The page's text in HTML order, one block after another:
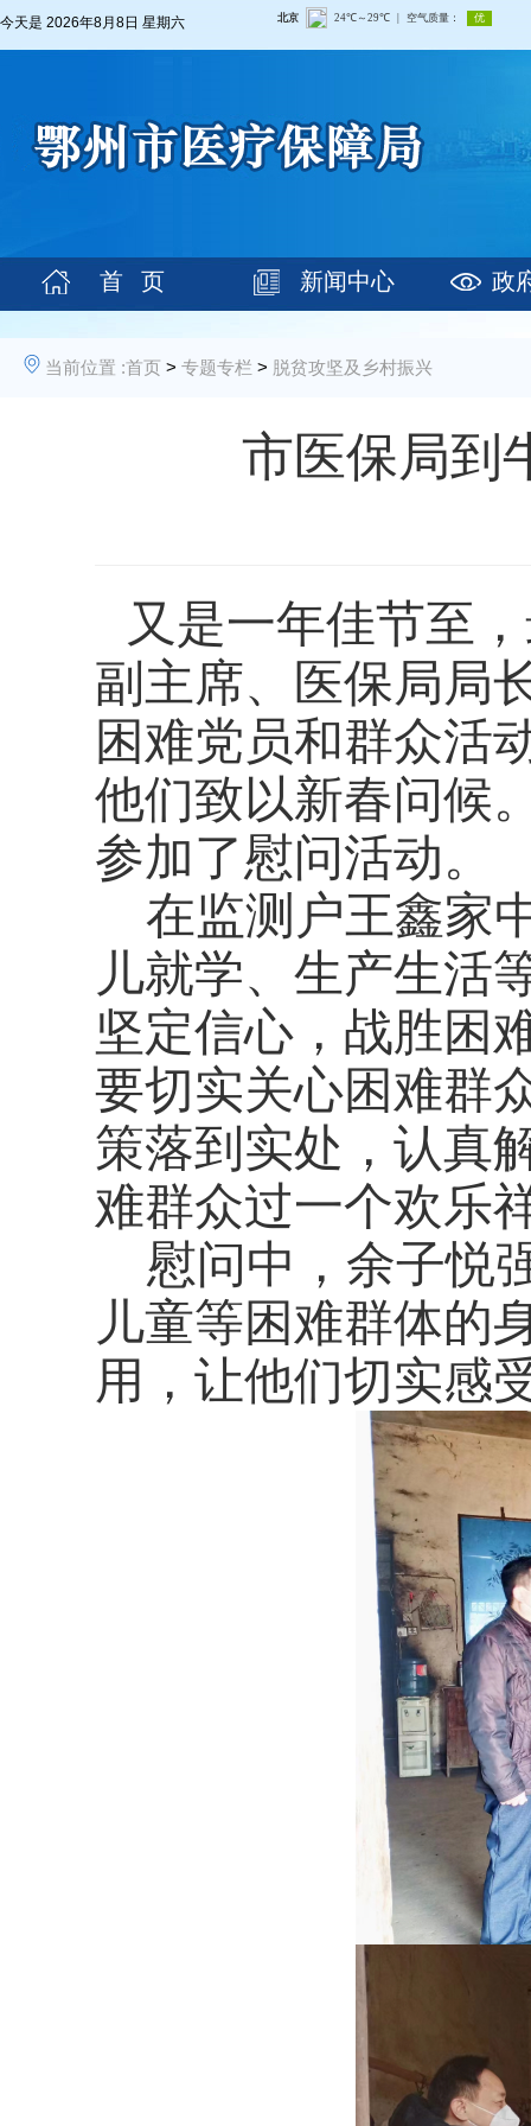
今天是 2026年8月8日 星期六
首 页 新闻中心 政
当前位置 :首页 > 专题专栏 > 脱贫攻坚及乡村振兴
市医保局到
又是一年佳节至
副主席、医保局局
困难党员和群众活
他们致以新春问候
参加了慰问活动。
在监测户王鑫家
儿就学、生产生活
坚定信心，战胜困
要切实关心困难群
策落到实处，认真
难群众过一个欢乐
慰问中， 余子悦
儿童等困难群体的
用，让他们切实感